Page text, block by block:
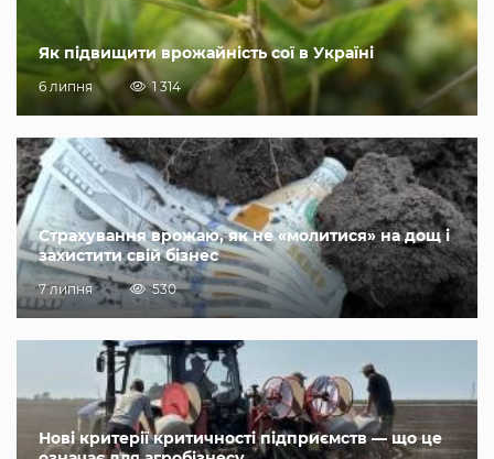
Як підвищити врожайність сої в Україні
6 липня 1 314
Страхування врожаю, як не «молитися» на дощ і
захистити свій бізнес
7 липня 530
Нові критерії критичності підприємств — що це